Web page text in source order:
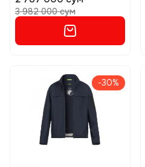
3 982 000 сум
-30%